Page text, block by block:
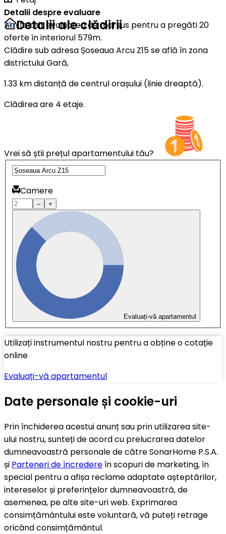
Detalii despre evaluare
Am folosit evaluarea de mai sus pentru a pregăti 20
oferte în interiorul 579m.
Detalii ale clădirii
Clădire sub adresa Șoseaua Arcu Z15 se află în zona
districtului Gară,
1.33 km distanță de centrul orașului (linie dreaptă).
Clădirea are 4 etaje.
Vrei să știi prețul apartamentului tău?
Camere
– +
Evaluați-vă apartamentul
Utilizați instrumentul nostru pentru a obține o cotație
online
Evaluați-vă apartamentul
Date personale și cookie-uri
Prin închiderea acestui anunț sau prin utilizarea site-
ului nostru, sunteți de acord cu prelucrarea datelor
dumneavoastră personale de către SonarHome P.S.A.
și Parteneri de încredereîn scopuri de marketing, în
special pentru a afișa reclame adaptate așteptărilor,
intereselor și preferințelor dumneavoastră, de
asemenea, pe alte site-uri web. Exprimarea
consimțământului este voluntară, vă puteți retrage
oricând consimțământul.